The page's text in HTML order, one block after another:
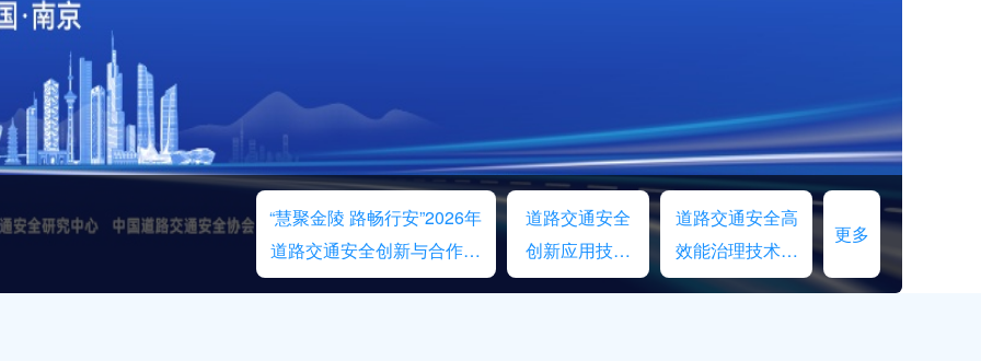
“慧聚金陵 路畅行安”2026年
道路交通安全创新与合作大
会
道路交通安全
创新应用技术
交流
道路交通安全高
效能治理技术交
流
更多